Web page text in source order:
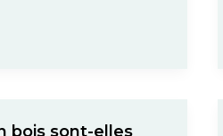
bois sont-elles